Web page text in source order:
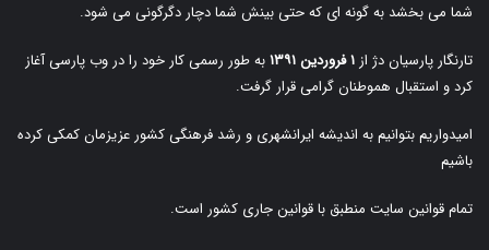
شما می بخشد به گونه ای که حتی بینش شما دچار دگرگونی می شود.
تارنگار پارسیان دژ از ۱ فروردین ۱۳۹۱
به طور رسمی کار خود را در وب پارسی آغاز
کرد و استقبال هموطنان گرامی قرار گرفت.
امیدواریم بتوانیم به اندیشه ایرانشهری و رشد فرهنگی کشور عزیزمان کمکی کرده
باشیم
تمام قوانین سایت منطبق با قوانین جاری کشور است.